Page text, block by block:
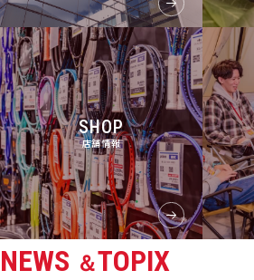
SHOP
店舗情報
NEWS ＆TOPIX